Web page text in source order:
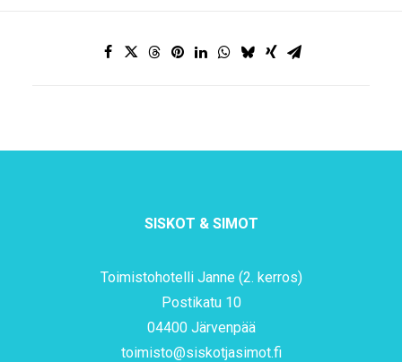
SISKOT & SIMOT
Toimistohotelli Janne (2. kerros)
Postikatu 10
04400 Järvenpää
toimisto@siskotjasimot.fi